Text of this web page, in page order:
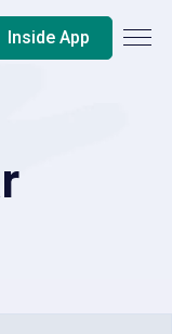
Inside App